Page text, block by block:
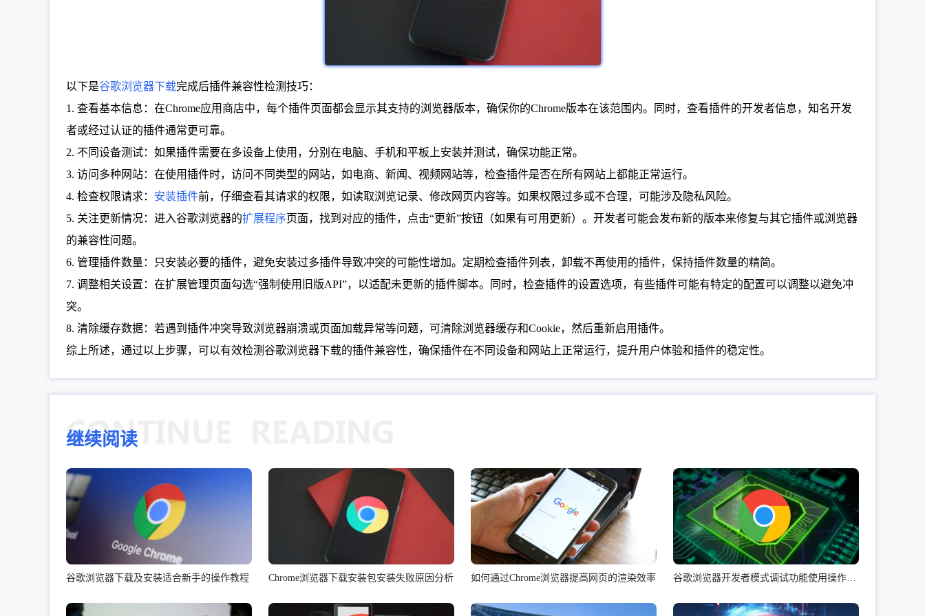
以下是谷歌浏览器下载完成后插件兼容性检测技巧：
1. 查看基本信息：在Chrome应用商店中，每个插件页面都会显示其支持的浏览器版本，确保你的Chrome版本在该范围内。同时，查看插件的开发者信息，知名开发
者或经过认证的插件通常更可靠。
2. 不同设备测试：如果插件需要在多设备上使用，分别在电脑、手机和平板上安装并测试，确保功能正常。
3. 访问多种网站：在使用插件时，访问不同类型的网站，如电商、新闻、视频网站等，检查插件是否在所有网站上都能正常运行。
4. 检查权限请求： 安装插件前，仔细查看其请求的权限，如读取浏览记录、修改网页内容等。如果权限过多或不合理，可能涉及隐私风险。
5. 关注更新情况：进入谷歌浏览器的扩展程序页面，找到对应的插件，点击“更新”按钮（如果有可用更新）。开发者可能会发布新的版本来修复与其它插件或浏览器
的兼容性问题。
6. 管理插件数量：只安装必要的插件，避免安装过多插件导致冲突的可能性增加。定期检查插件列表，卸载不再使用的插件，保持插件数量的精简。
7. 调整相关设置：在扩展管理页面勾选“强制使用旧版API”，以适配未更新的插件脚本。同时，检查插件的设置选项，有些插件可能有特定的配置可以调整以避免冲
突。
8. 清除缓存数据：若遇到插件冲突导致浏览器崩溃或页面加载异常等问题，可清除浏览器缓存和Cookie，然后重新启用插件。
综上所述，通过以上步骤，可以有效检测谷歌浏览器下载的插件兼容性，确保插件在不同设备和网站上正常运行，提升用户体验和插件的稳定性。
继续阅读
谷歌浏览器下载及安装适合新手的操作教程 Chrome浏览器下载安装包安装失败原因分析 如何通过Chrome浏览器提高网页的渲染效率 谷歌浏览器开发者模式调试功能使用操作经验